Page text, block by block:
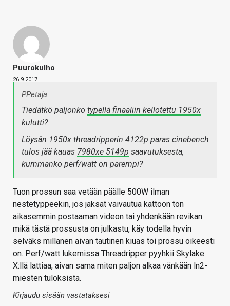
Puurokulho
26.9.2017
PPetaja
Tiedätkö paljonko typellä finaaliin kellotettu 1950x
kulutti?
Löysän 1950x threadripperin 4122p paras cinebench
tulos jää kauas 7980xe 5149p saavutuksesta,
kummanko perf/watt on parempi?
Tuon prossun saa vetään päälle 500W ilman
nestetyppeekin, jos jaksat vaivautua kattoon ton
aikasemmin postaaman videon tai yhdenkään revikan
mikä tästä prossusta on julkastu, käy todella hyvin
selväks millanen aivan tautinen kiuas toi prossu oikeesti
on. Perf/watt lukemissa Threadripper pyyhkii Skylake
X:llä lattiaa, aivan sama miten paljon alkaa vänkään ln2-
miesten tuloksista.
Kirjaudu sisään vastataksesi